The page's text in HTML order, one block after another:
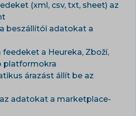
(xml, csv, txt, sheet) az
beszállítói adatokat a
a Heureka, Zboží,
platformokra
árazást állít be az
adatokat a marketplace-